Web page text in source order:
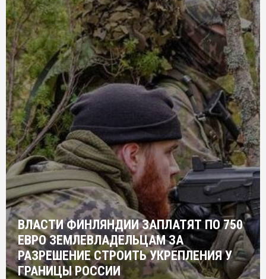
ВЛАСТИ ФИНЛЯНДИИ ЗАПЛАТЯТ ПО 750
ЕВРО ЗЕМЛЕВЛАДЕЛЬЦАМ ЗА
РАЗРЕШЕНИЕ СТРОИТЬ УКРЕПЛЕНИЯ У
ГРАНИЦЫ РОССИИ